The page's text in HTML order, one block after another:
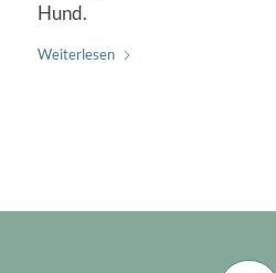
Hund.
Weiterlesen